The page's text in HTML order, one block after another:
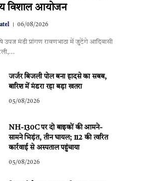
विशाल आयोजन
06/08/2026
मंडी प्रांगण रावणभाठा में जुटेंगे आदिवासी
जर्जर बिजली पोल बना हादसे का सबब,
बारिश में मंडरा रहा बड़ा खतरा
05/08/2026
NH-130C पर दो बाइकों की आमने-
सामने भिड़ंत, तीन घायल; 112 की त्वरित
कार्रवाई से अस्पताल पहुंचाया
05/08/2026